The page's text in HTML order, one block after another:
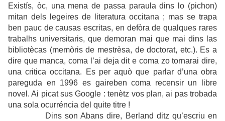
Existís, òc, una mena de passa paraula dins lo (pichon)
mitan dels legeires de literatura occitana ; mas se trapa
ben pauc de causas escritas, en defòra de qualques rares
trabalhs universitaris, que demoran mai que mai dins las
bibliotècas (memòris de mestrèsa, de doctorat, etc.). Es a
dire que manca, coma l’ai deja dit e coma zo tornarai dire,
una critica occitana. Es per aquò que parlar d’una obra
pareguda en 1996 es gaireben coma recensir un libre
novel. Ai picat sus Google : tenètz vos plan, ai pas trobada
una sola ocurréncia del quite titre !
Dins son Abans dire, Berland ditz qu’escriu en